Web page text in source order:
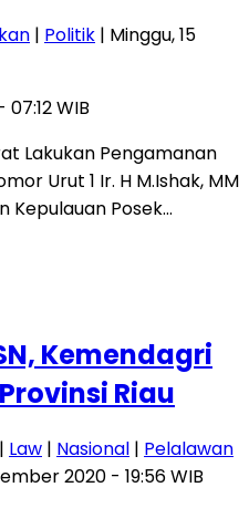
| Politik | Minggu, 15
WIB
Lakukan Pengamanan
Urut 1 Ir. H M.Ishak, MM
Kepulauan Posek…
Kemendagri
Riau
| Law | Nasional | Pelalawan
2020 - 19:56 WIB